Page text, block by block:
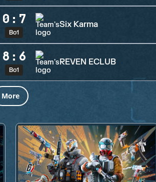
0 : 7
Bo1
Six Karma
8 : 6
Bo1
REVEN ECLUB
More